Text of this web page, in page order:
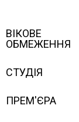
ВІКОВЕ
ОБМЕЖЕННЯ
СТУДІЯ
ПРЕМ'ЄРА